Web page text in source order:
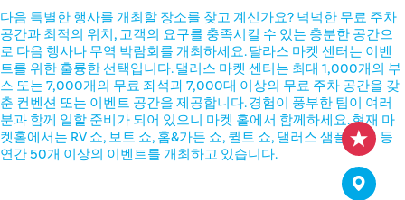
다음 특별한 행사를 개최할 장소를 찾고 계신가요? 넉넉한 무료 주차
공간과 최적의 위치, 고객의 요구를 충족시킬 수 있는 충분한 공간으
로 다음 행사나 무역 박람회를 개최하세요. 달라스 마켓 센터는 이벤
트를 위한 훌륭한 선택입니다. 댈러스 마켓 센터는 최대 1,000개의 부
스 또는 7,000개의 무료 좌석과 7,000대 이상의 무료 주차 공간을 갖
춘 컨벤션 또는 이벤트 공간을 제공합니다. 경험이 풍부한 팀이 여러
분과 함께 일할 준비가 되어 있으니 마켓 홀에서 함께하세요. 현재 마
켓홀에서는 RV 쇼, 보트 쇼, 홈&가든 쇼, 퀼트 쇼, 댈러스 샘플 세일 등
연간 50개 이상의 이벤트를 개최하고 있습니다.